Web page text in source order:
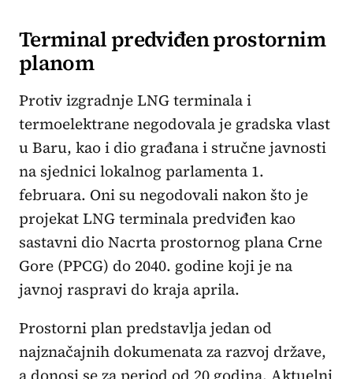
Terminal predviđen prostornim
planom
Protiv izgradnje LNG terminala i
termoelektrane negodovala je gradska vlast
u Baru, kao i dio građana i stručne javnosti
na sjednici lokalnog parlamenta 1.
februara. Oni su negodovali nakon što je
projekat LNG terminala predviđen kao
sastavni dio Nacrta prostornog plana Crne
Gore (PPCG) do 2040. godine koji je na
javnoj raspravi do kraja aprila.
Prostorni plan predstavlja jedan od
najznačajnih dokumenata za razvoj države,